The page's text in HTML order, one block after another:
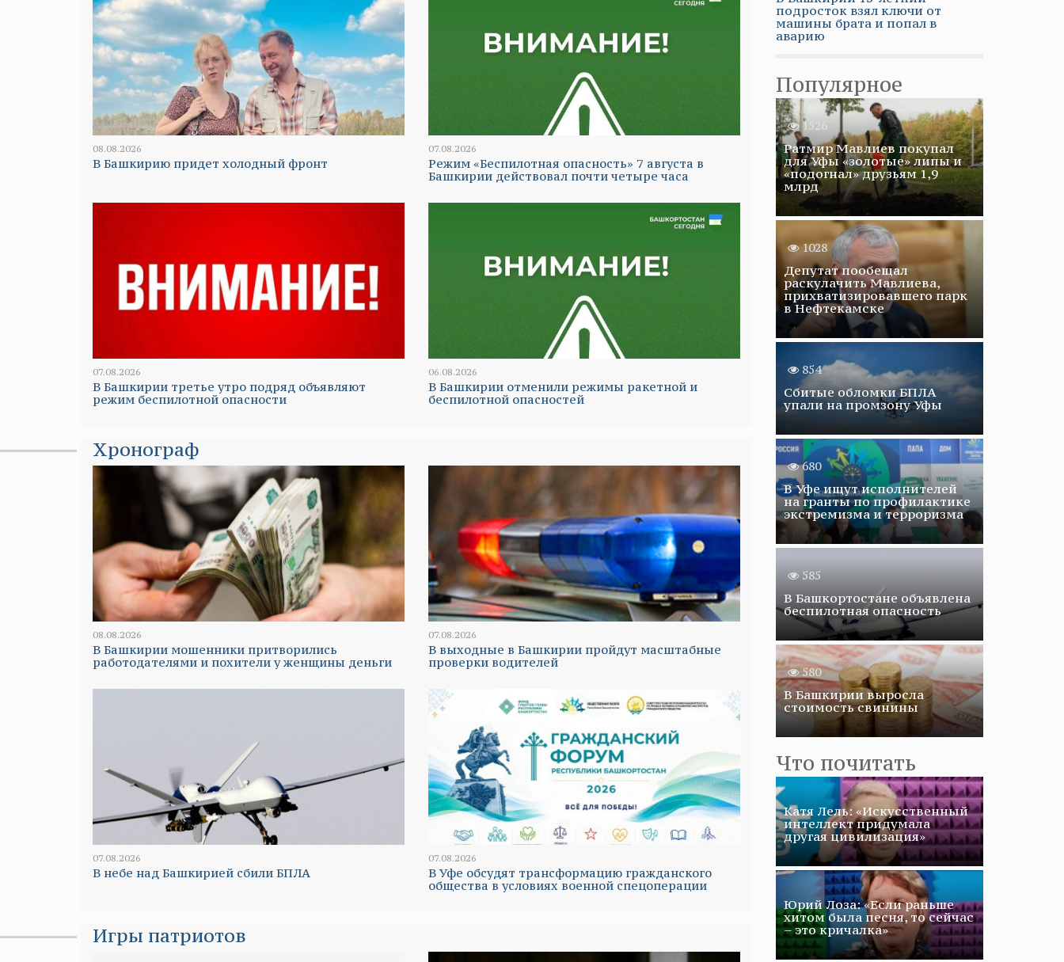
08.08.2026
В Башкирию придет холодный фронт
07.08.2026
Режим «Беспилотная опасность» 7 августа в
Башкирии действовал почти четыре часа
07.08.2026
В Башкирии третье утро подряд объявляют
режим беспилотной опасности
06.08.2026
В Башкирии отменили режимы ракетной и
беспилотной опасностей
Хронограф
08.08.2026
В Башкирии мошенники притворились
работодателями и похители у женщины деньги
07.08.2026
В выходные в Башкирии пройдут масштабные
проверки водителей
07.08.2026
В небе над Башкирией сбили БПЛА
07.08.2026
В Уфе обсудят трансформацию гражданского
общества в условиях военной спецоперации
Игры патриотов
подросток взял ключи от
машины брата и попал в
аварию
Популярное
1526
Ратмир Мавлиев покупал
для Уфы «золотые» липы и
«подогнал» друзьям 1,9
млрд
1028
Депутат пообещал
раскулачить Мавлиева,
прихватизировавшего парк
в Нефтекамске
854
Сбитые обломки БПЛА
упали на промзону Уфы
680
В Уфе ищут исполнителей
на гранты по профилактике
экстремизма и терроризма
585
В Башкортостане объявлена
беспилотная опасность
580
В Башкирии выросла
стоимость свинины
Что почитать
Катя Лель: «Искусственный
интеллект придумала
другая цивилизация»
Юрий Лоза: «Если раньше
хитом была песня, то сейчас
– это кричалка»